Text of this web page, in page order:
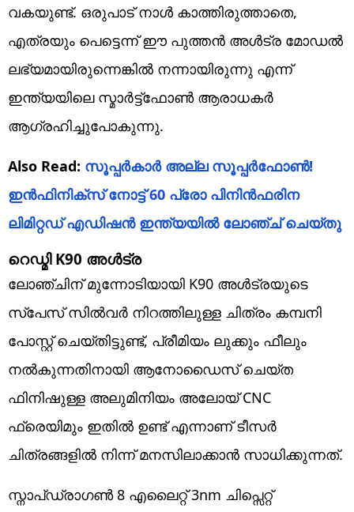
വകയുണ്ട്. ഒരുപാട് നാൾ കാത്തിരുത്താതെ,
എത്രയും പെട്ടെന്ന് ഈ പുത്തൻ അ‌ൾട്ര മോഡൽ
ലഭ്യമായിരുന്നെങ്കിൽ നന്നായിരുന്നു എന്ന്
ഇന്ത്യയിലെ സ്മാർട്ട്ഫോൺ ആരാധകർ
ആഗ്രഹിച്ചുപോകുന്നു.
Also Read: സൂപ്പർകാർ അ‌ല്ല സൂപ്പർഫോൺ!
ഇൻഫിനിക്സ് നോട്ട് 60 പ്രോ പിനിൻഫരിന
ലിമിറ്റഡ് എഡിഷൻ ഇന്ത്യയിൽ ലോഞ്ച് ചെയ്തു
റെഡ്മി K90 അ‌ൾട്ര
ലോഞ്ചിന് മുന്നോടിയായി ​K90 അ‌ൾട്രയുടെ
സ്‌പേസ് സിൽവർ നിറത്തിലുള്ള ചിത്രം കമ്പനി
പോസ്റ്റ് ചെയ്തിട്ടുണ്ട്, പ്രീമിയം ലുക്കും ഫീലും
നൽകുന്നതിനായി ആനോഡൈസ് ചെയ്ത
ഫിനിഷുള്ള അലുമിനിയം അലോയ് CNC
ഫ്രെയിമും ഇതിൽ ഉണ്ട് എന്നാണ് ടീസർ
ചിത്രങ്ങളിൽ നിന്ന് മനസിലാക്കാൻ സാധിക്കുന്നത്.
സ്നാപ്ഡ്രാഗൺ 8 എലൈറ്റ് 3nm ചിപ്സെറ്റ്